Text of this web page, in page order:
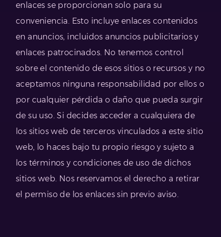
enlaces se proporcionan solo para su
conveniencia. Esto incluye enlaces contenidos
en anuncios, incluidos anuncios publicitarios y
enlaces patrocinados. No tenemos control
sobre el contenido de esos sitios o recursos y no
aceptamos ninguna responsabilidad por ellos o
por cualquier pérdida o daño que pueda surgir
de su uso. Si decides acceder a cualquiera de
los sitios web de terceros vinculados a este sitio
web, lo haces bajo tu propio riesgo y sujeto a
los términos y condiciones de uso de dichos
sitios web. Nos reservamos el derecho a retirar
el permiso de los enlaces sin previo aviso.